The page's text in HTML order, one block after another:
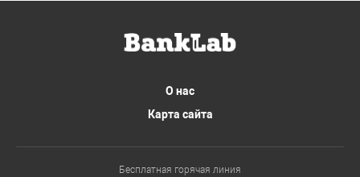
О нас
Карта сайта
Бесплатная горячая линия